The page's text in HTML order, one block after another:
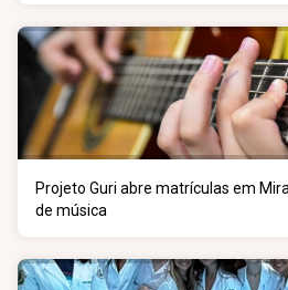
Projeto Guri abre matrículas em
de música